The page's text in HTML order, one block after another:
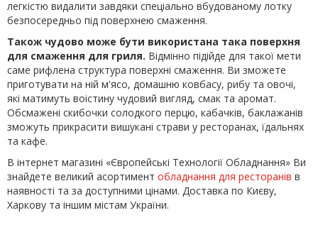
легкістю видалити завдяки спеціально вбудованому лотку
безпосередньо під поверхнею смаження.
Також чудово може бути використана така поверхня
для смаження для гриля. Відмінно підійде для такої мети
саме рифлена структура поверхні смаження. Ви зможете
приготувати на ній м'ясо, домашню ковбасу, рибу та овочі,
які матимуть воістину чудовий вигляд, смак та аромат.
Обсмажені скибочки солодкого перцю, кабачків, баклажанів
зможуть прикрасити вишукані страви у ресторанах, їдальнях
та кафе.
В інтернет магазині «Європейські Технології Обладнання» Ви
знайдете великий асортимент обладнання для ресторанів в
наявності та за доступними цінами. Доставка по Києву,
Харкову та іншим містам України.